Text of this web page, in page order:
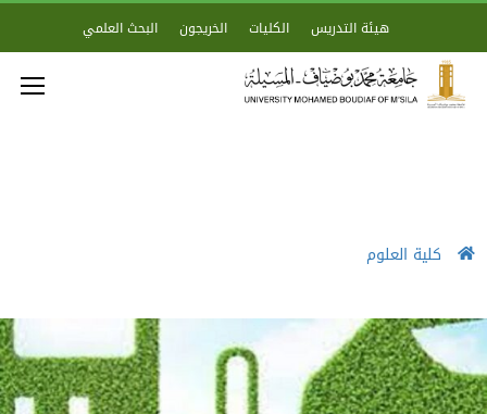
هيئة التدريس الكليات الخريجون البحث العلمي
كلية العلوم